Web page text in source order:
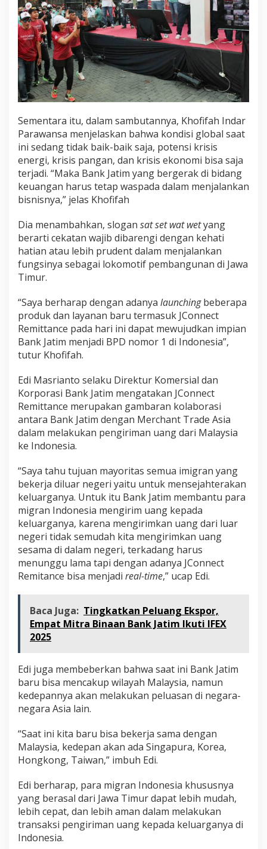
Sementara itu, dalam sambutannya, Khofifah Indar
Parawansa menjelaskan bahwa kondisi global saat
ini sedang tidak baik-baik saja, potensi krisis
energi, krisis pangan, dan krisis ekonomi bisa saja
terjadi. “Maka Bank Jatim yang bergerak di bidang
keuangan harus tetap waspada dalam menjalankan
bisnisnya,” jelas Khofifah
Dia menambahkan, slogan sat set wat wetyang
berarti cekatan wajib dibarengi dengan kehati
hatian atau lebih prudent dalam menjalankan
fungsinya sebagai lokomotif pembangunan di Jawa
Timur.
“Saya berharap dengan adanya launchingbeberapa
produk dan layanan baru termasuk JConnect
Remittance pada hari ini dapat mewujudkan impian
Bank Jatim menjadi BPD nomor 1 di Indonesia”,
tutur Khofifah.
Edi Masrianto selaku Direktur Komersial dan
Korporasi Bank Jatim mengatakan JConnect
Remittance merupakan gambaran kolaborasi
antara Bank Jatim dengan Merchant Trade Asia
dalam melakukan pengiriman uang dari Malaysia
ke Indonesia.
“Saya tahu tujuan mayoritas semua imigran yang
bekerja diluar negeri yaitu untuk mensejahterakan
keluarganya. Untuk itu Bank Jatim membantu para
migran Indonesia mengirim uang kepada
keluarganya, karena mengirimkan uang dari luar
negeri tidak semudah kita mengirimkan uang
sesama di dalam negeri, terkadang harus
menunggu lama tapi dengan adanya JConnect
Remitance bisa menjadi real-time,” ucap Edi.
Baca Juga: Tingkatkan Peluang Ekspor,
Empat Mitra Binaan Bank Jatim Ikuti IFEX
2025
Edi juga membeberkan bahwa saat ini Bank Jatim
baru bisa mencakup wilayah Malaysia, namun
kedepannya akan melakukan peluasan di negara-
negara Asia lain.
“Saat ini kita baru bisa bekerja sama dengan
Malaysia, kedepan akan ada Singapura, Korea,
Hongkong, Taiwan,” imbuh Edi.
Edi berharap, para migran Indonesia khususnya
yang berasal dari Jawa Timur dapat lebih mudah,
lebih cepat, dan lebih aman dalam melakukan
transaksi pengiriman uang kepada keluarganya di
Indonesia.